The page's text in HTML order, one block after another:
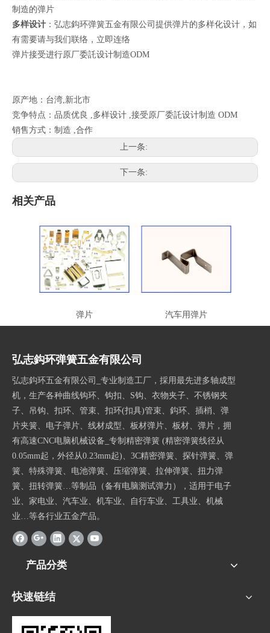
制造的弹片
多样设计 ：弘志鈎环弹簧五金有限公司提供弹片的多样化设计，如
有需要请与我们联络， 立即连络
弹片接受进行原厂委託设计制造ODM
原产地：台湾,新北市
竞争特点：品质优良 ,多样设计 ,接受原厂委託设计制造 ODM
销售方式：制造 ,合作
上一条:
下一条:
相关产品
弹片 汽车用弹片
弘志鈎环弹簧五金有限公司
弘志鈎环五金有限公司_专业制造工厂，採用最先进多轴成型
机，生产各种曲线钩环、钩扣、S钩、衣物夹子、不锈钢夹
子、吊钩、扣环、管束、扣环(扣具)管束、鈎环、插梢、弹
片夹簧、电子弹片、线材成型、板材弹片、板材、弹片，拥
有高速CNC电脑机械设备_专制精密弹簧 (精密弹簧线径从
0.05mm起，外径从0.23mm起)、3C精密弹簧、探针弹簧、弹
簧、特殊弹簧、电池弹簧、压缩弹簧、拉伸弹簧、扭力弹
簧、扭转弹簧…等制品（备有电脑测试弹力），适用于电子
业、家电业、汽车业、机车业、自行车业、工具业、机械
业…等各行业五金产品。
产品分类
快速链结